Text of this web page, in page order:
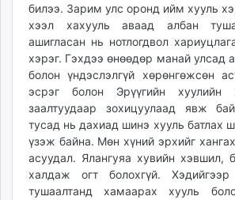
билээ. Зарим улс оронд ийм хууль
хээл хахууль аваад албан
ашигласан нь нотлогдвол
хэрэг. Гэхдээ өнөөдөр манай улсад
болон үндэслэлгүй хөрөнгөжсөн
эсрэг болон Эрүүгийн хуулийн
заалтуудаар зохицуулаад явж
тусад нь дахиад шинэ хууль батлах
үзэж байна. Мөн хүний эрхийг
асуудал. Ялангуяа хувийн хэвшил,
халдаж огт болохгүй.
тушаалтанд хамаарах хууль